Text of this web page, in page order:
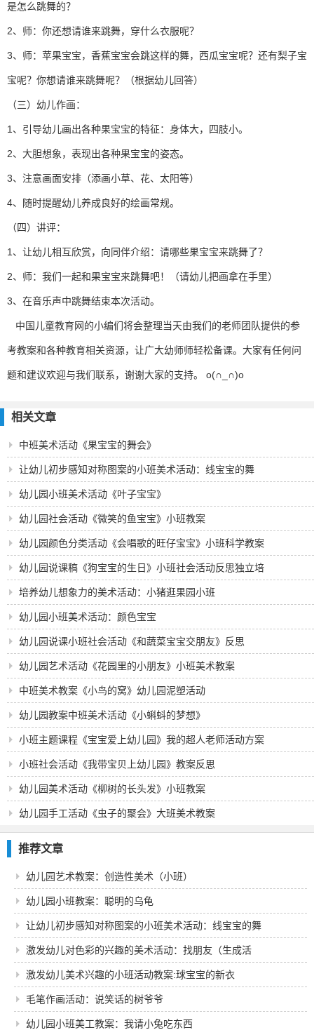
是怎么跳舞的？
2、师：你还想请谁来跳舞，穿什么衣服呢？
3、师：苹果宝宝，香蕉宝宝会跳这样的舞，西瓜宝宝呢？还有梨子宝
宝呢？你想请谁来跳舞呢？（根据幼儿回答）
（三）幼儿作画：
1、引导幼儿画出各种果宝宝的特征：身体大，四肢小。
2、大胆想象，表现出各种果宝宝的姿态。
3、注意画面安排（添画小草、花、太阳等）
4、随时提醒幼儿养成良好的绘画常规。
（四）讲评：
1、让幼儿相互欣赏，向同伴介绍：请哪些果宝宝来跳舞了？
2、师：我们一起和果宝宝来跳舞吧！（请幼儿把画拿在手里）
3、在音乐声中跳舞结束本次活动。
中国儿童教育网的小编们将会整理当天由我们的老师团队提供的参
考教案和各种教育相关资源，让广大幼师师轻松备课。大家有任何问
题和建议欢迎与我们联系，谢谢大家的支持。 o(∩_∩)o
相关文章
中班美术活动《果宝宝的舞会》
让幼儿初步感知对称图案的小班美术活动：线宝宝的舞
幼儿园小班美术活动《叶子宝宝》
幼儿园社会活动《微笑的鱼宝宝》小班教案
幼儿园颜色分类活动《会唱歌的旺仔宝宝》小班科学教案
反思
幼儿园说课稿《狗宝宝的生日》小班社会活动反思独立培
养
培养幼儿想象力的美术活动：小猪逛果园小班
幼儿园小班美术活动：颜色宝宝
幼儿园说课小班社会活动《和蔬菜宝宝交朋友》反思
幼儿园艺术活动《花园里的小朋友》小班美术教案
中班美术教案《小鸟的窝》幼儿园泥塑活动
幼儿园教案中班美术活动《小蝌蚪的梦想》
小班主题课程《宝宝爱上幼儿园》我的超人老师活动方案
小班社会活动《我带宝贝上幼儿园》教案反思
幼儿园美术活动《柳树的长头发》小班教案
幼儿园手工活动《虫子的聚会》大班美术教案
推荐文章
幼儿园艺术教案：创造性美术（小班）
幼儿园小班教案：聪明的乌龟
让幼儿初步感知对称图案的小班美术活动：线宝宝的舞
激发幼儿对色彩的兴趣的美术活动：找朋友（生成活
动）
激发幼儿美术兴趣的小班活动教案:球宝宝的新衣
毛笔作画活动：说笑话的树爷爷
幼儿园小班美工教案：我请小兔吃东西